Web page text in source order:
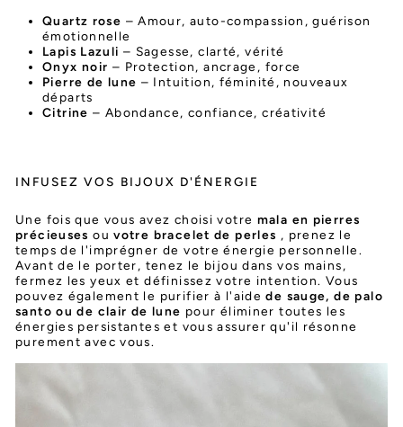
Quartz rose – Amour, auto-compassion, guérison
émotionnelle
Lapis Lazuli – Sagesse, clarté, vérité
Onyx noir – Protection, ancrage, force
Pierre de lune – Intuition, féminité, nouveaux
départs
Citrine – Abondance, confiance, créativité
INFUSEZ VOS BIJOUX D'ÉNERGIE
Une fois que vous avez choisi votre mala en pierres
précieuses ouvotre bracelet de perles , prenez le
temps de l'imprégner de votre énergie personnelle.
Avant de le porter, tenez le bijou dans vos mains,
fermez les yeux et définissez votre intention. Vous
pouvez également le purifier à l'aidede sauge, de palo
santo ou de clair de lune pour éliminer toutes les
énergies persistantes et vous assurer qu'il résonne
purement avec vous.